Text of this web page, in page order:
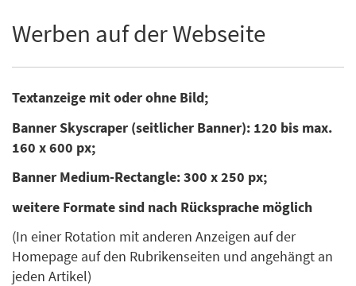
Werben auf der Webseite
Textanzeige mit oder ohne Bild;
Banner Skyscraper (seitlicher Banner): 120 bis max.
160 x 600 px;
Banner Medium-Rectangle: 300 x 250 px;
weitere Formate sind nach Rücksprache möglich
(In einer Rotation mit anderen Anzeigen auf der
Homepage auf den Rubrikenseiten und angehängt an
jeden Artikel)